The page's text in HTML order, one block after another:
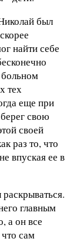
был
найти себе
тех
еще при
свою
своей
раз то, что
впуская ее в
главным
а он все
что сам